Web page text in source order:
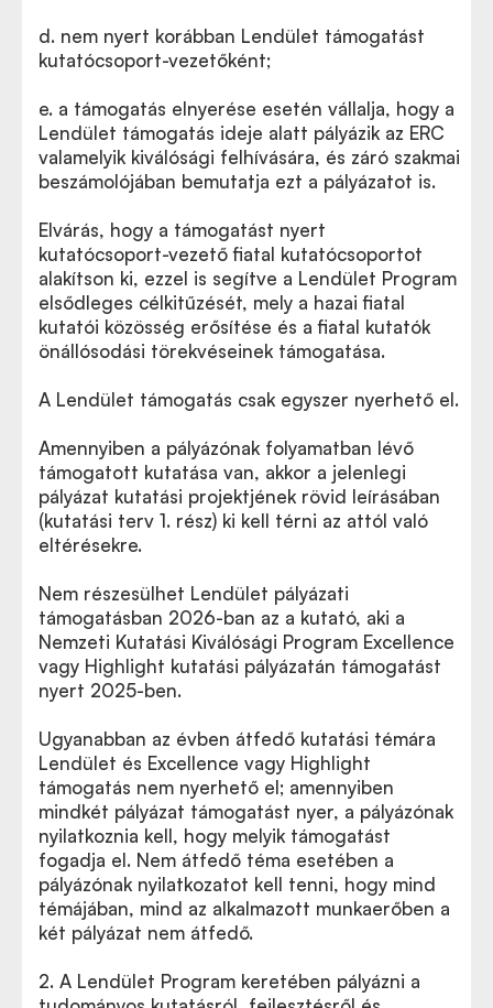
d. nem nyert korábban Lendület támogatást
kutatócsoport-vezetőként;
e. a támogatás elnyerése esetén vállalja, hogy a
Lendület támogatás ideje alatt pályázik az ERC
valamelyik kiválósági felhívására, és záró szakmai
beszámolójában bemutatja ezt a pályázatot is.
Elvárás, hogy a támogatást nyert
kutatócsoport-vezető fiatal kutatócsoportot
alakítson ki, ezzel is segítve a Lendület Program
elsődleges célkitűzését, mely a hazai fiatal
kutatói közösség erősítése és a fiatal kutatók
önállósodási törekvéseinek támogatása.
A Lendület támogatás csak egyszer nyerhető el.
Amennyiben a pályázónak folyamatban lévő
támogatott kutatása van, akkor a jelenlegi
pályázat kutatási projektjének rövid leírásában
(kutatási terv 1. rész) ki kell térni az attól való
eltérésekre.
Nem részesülhet Lendület pályázati
támogatásban 2026-ban az a kutató, aki a
Nemzeti Kutatási Kiválósági Program Excellence
vagy Highlight kutatási pályázatán támogatást
nyert 2025-ben.
Ugyanabban az évben átfedő kutatási témára
Lendület és Excellence vagy Highlight
támogatás nem nyerhető el; amennyiben
mindkét pályázat támogatást nyer, a pályázónak
nyilatkoznia kell, hogy melyik támogatást
fogadja el. Nem átfedő téma esetében a
pályázónak nyilatkozatot kell tenni, hogy mind
témájában, mind az alkalmazott munkaerőben a
két pályázat nem átfedő.
2. A Lendület Program keretében pályázni a